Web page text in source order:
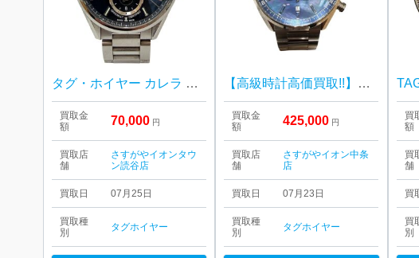
タグ・ホイヤー カレラ グランドデイト GMT キャリバー8
買取金
額
70,000 円
買取店
舗
さすがやイオンタウ
ン読谷店
買取日 07月25日
買取種
別
タグホイヤー
【高級時計高価買取!!】タグホイヤー カレラ クロノグラフ ジャパンリミテッド
買取金
額
425,000 円
買取店
舗
さすがやイオン中条
店
買取日 07月23日
買取種
別
タグホイヤー
買
額
買
舗
買
買
別